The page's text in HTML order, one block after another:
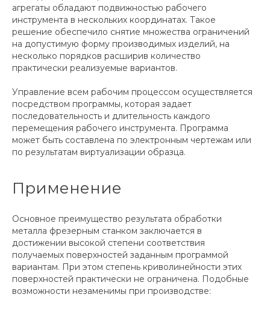
агрегаты обладают подвижностью рабочего
инструмента в нескольких координатах. Такое
решение обеспечило снятие множества ограничений
на допустимую форму производимых изделий, на
несколько порядков расширив количество
практически реализуемые вариантов.
Управление всем рабочим процессом осуществляется
посредством программы, которая задает
последовательность и длительность каждого
перемещения рабочего инструмента. Программа
может быть составлена по электронным чертежам или
по результатам виртуализации образца.
Применение
Основное преимущество результата обработки
металла фрезерным станком заключается в
достижении высокой степени соответствия
получаемых поверхностей заданным программой
вариантам. При этом степень криволинейности этих
поверхностей практически не ограничена. Подобные
возможности незаменимы при производстве: